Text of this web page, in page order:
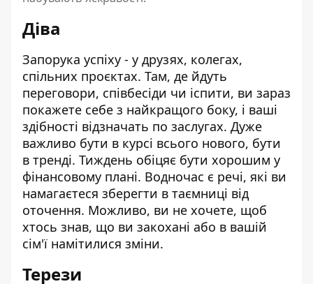
Діва
Запорука успіху - у друзях, колегах,
спільних проєктах. Там, де йдуть
переговори, співбесіди чи іспити, ви зараз
покажете себе з найкращого боку, і ваші
здібності відзначать по заслугах. Дуже
важливо бути в курсі всього нового, бути
в тренді. Тиждень обіцяє бути хорошим у
фінансовому плані. Водночас є речі, які ви
намагаєтеся зберегти в таємниці від
оточення. Можливо, ви не хочете, щоб
хтось знав, що ви закохані або в вашій
сім'ї намітилися зміни.
Терези